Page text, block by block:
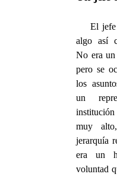
El jefe
algo así
No era
pero se
los
un
muy
jerarquía
era un
voluntad